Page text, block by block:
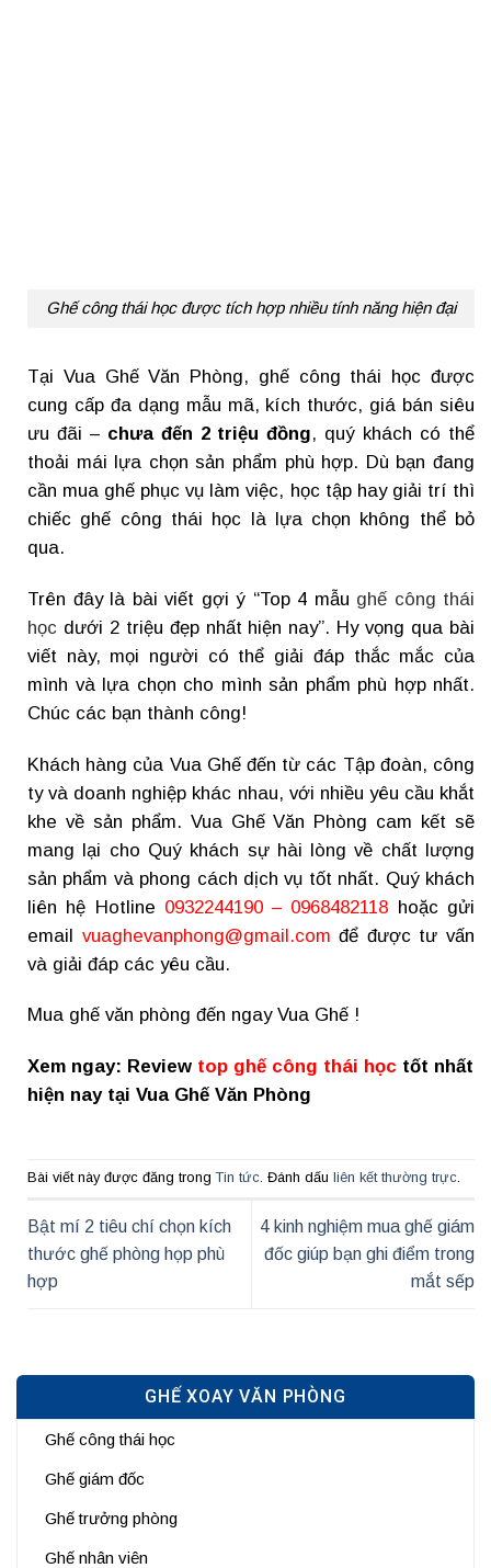
GHẾ XOAY VĂN PHÒNG
Ghế công thái học
Ghế giám đốc
Ghế trưởng phòng
Ghế nhân viên
Ghế công thái học được tích hợp nhiều tính năng hiện đại
Tại Vua Ghế Văn Phòng, ghế công thái học được
cung cấp đa dạng mẫu mã, kích thước, giá bán siêu
ưu đãi – chưa đến 2 triệu đồng, quý khách có thể
thoải mái lựa chọn sản phẩm phù hợp. Dù bạn đang
cần mua ghế phục vụ làm việc, học tập hay giải trí thì
chiếc ghế công thái học là lựa chọn không thể bỏ
qua.
Trên đây là bài viết gợi ý “Top 4 mẫu ghế công thái
học dưới 2 triệu đẹp nhất hiện nay”. Hy vọng qua bài
viết này, mọi người có thể giải đáp thắc mắc của
mình và lựa chọn cho mình sản phẩm phù hợp nhất.
Chúc các bạn thành công!
Khách hàng của Vua Ghế đến từ các Tập đoàn, công
ty và doanh nghiệp khác nhau, với nhiều yêu cầu khắt
khe về sản phẩm. Vua Ghế Văn Phòng cam kết sẽ
mang lại cho Quý khách sự hài lòng về chất lượng
sản phẩm và phong cách dịch vụ tốt nhất. Quý khách
liên hệ Hotline 0932244190 – 0968482118 hoặc gửi
email vuaghevanphong@gmail.com để được tư vấn
và giải đáp các yêu cầu.
Mua ghế văn phòng đến ngay Vua Ghế !
Xem ngay: Review top ghế công thái học tốt nhất
hiện nay tại Vua Ghế Văn Phòng
Bài viết này được đăng trongTin tức. Đánh dấu liên kết thường trực.
Bật mí 2 tiêu chí chọn kích
thước ghế phòng họp phù
hợp
4 kinh nghiệm mua ghế giám
đốc giúp bạn ghi điểm trong
mắt sếp